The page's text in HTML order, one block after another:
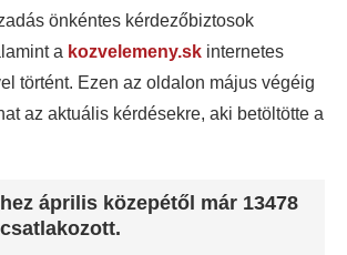
önkéntes kérdezőbiztosok
a kozvelemeny.sk internetes
történt. Ezen az oldalon május végéig
az aktuális kérdésekre, aki betöltötte a
április közepétől már 13478